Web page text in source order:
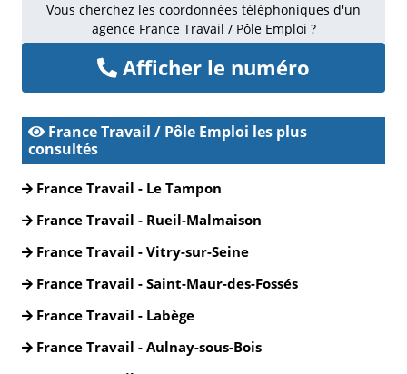
Vous cherchez les coordonnées téléphoniques d'un
agence France Travail / Pôle Emploi ?
Afficher le numéro
France Travail / Pôle Emploi les plus
consultés
France Travail - Le Tampon
France Travail - Rueil-Malmaison
France Travail - Vitry-sur-Seine
France Travail - Saint-Maur-des-Fossés
France Travail - Labège
France Travail - Aulnay-sous-Bois